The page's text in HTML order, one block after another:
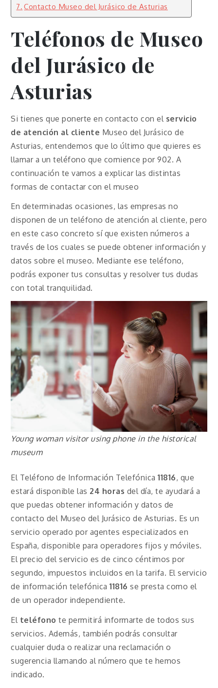
Contacto Museo del Jurásico de Asturias
Teléfonos de Museo
del Jurásico de
Asturias
Si tienes que ponerte en contacto con el servicio
de atención al cliente Museo del Jurásico de
Asturias, entendemos que lo último que quieres es
llamar a un teléfono que comience por 902. A
continuación te vamos a explicar las distintas
formas de contactar con el museo
En determinadas ocasiones, las empresas no
disponen de un teléfono de atención al cliente, pero
en este caso concreto sí que existen números a
través de los cuales se puede obtener información y
datos sobre el museo. Mediante ese teléfono,
podrás exponer tus consultas y resolver tus dudas
con total tranquilidad.
Young woman visitor using phone in the historical
museum
El Teléfono de Información Telefónica11816, que
estará disponible las 24 horas del día, te ayudará a
que puedas obtener información y datos de
contacto del Museo del Jurásico de Asturias. Es un
servicio operado por agentes especializados en
España, disponible para operadores fijos y móviles.
El precio del servicio es de cinco céntimos por
segundo, impuestos incluidos en la tarifa. El servicio
de información telefónica11816se presta como el
de un operador independiente.
El teléfono te permitirá informarte de todos sus
servicios. Además, también podrás consultar
cualquier duda o realizar una reclamación o
sugerencia llamando al número que te hemos
indicado.